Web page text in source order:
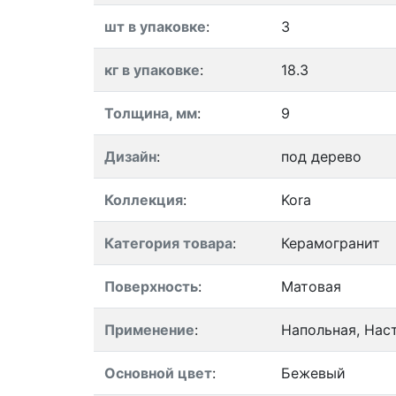
шт в упаковке: 3
кг в упаковке: 18.3
Толщина, мм: 9
Дизайн: под дерево
Коллекция: Kora
Категория товара: Керамогранит
Поверхность: Матовая
Применение: Напольная,
Основной цвет: Бежевый